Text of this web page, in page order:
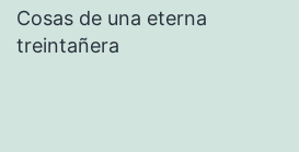
Cosas de una eterna
treintañera